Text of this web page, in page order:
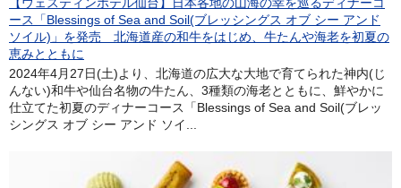
ース「Blessings of Sea and Soil(ブレッシングス オブ シー アンド
ソイル)」を発売 北海道産の和牛をはじめ、牛たんや海老を初夏の
恵みとともに
2024年4月27日(土)より、北海道の広大な大地で育てられた神内(じ
んない)和牛や仙台名物の牛たん、3種類の海老とともに、鮮やかに
仕立てた初夏のディナーコース「Blessings of Sea and Soil(ブレッ
シングス オブ シー アンド ソイ...